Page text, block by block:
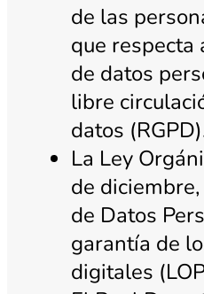
de las
que
de datos
libre
datos
La Ley
de
de Datos
garantía de
digitales